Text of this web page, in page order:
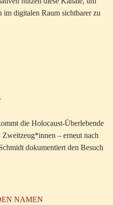
im digitalen Raum sichtbarer zu
die Holocaust-Überlebende
– erneut nach
dokumentiert den Besuch
NAMEN